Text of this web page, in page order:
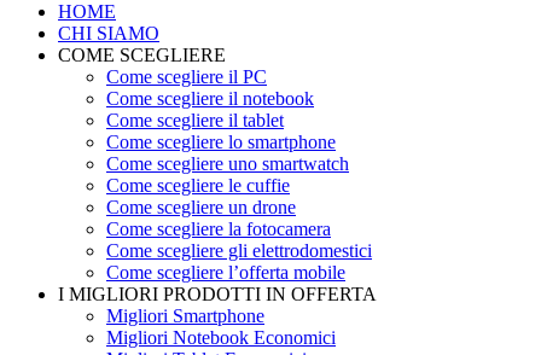
HOME
CHI SIAMO
COME SCEGLIERE
Come scegliere il PC
Come scegliere il notebook
Come scegliere il tablet
Come scegliere lo smartphone
Come scegliere uno smartwatch
Come scegliere le cuffie
Come scegliere un drone
Come scegliere la fotocamera
Come scegliere gli elettrodomestici
Come scegliere l’offerta mobile
I MIGLIORI PRODOTTI IN OFFERTA
Migliori Smartphone
Migliori Notebook Economici